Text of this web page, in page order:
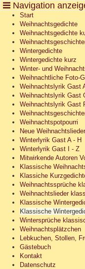
Start
Weihnachtsgedichte
Weihnachtsgedichte
Wintergedichte
Wintergedichte kurz
Winter- und
Weihnachtliche Foto-
Weihnachtslyrik Gast
Weihnachtslyrik Gast
Weihnachtslyrik Gast
Weihnachtspotpourri
Neue Weihnachtslieder
Winterlyrik Gast A - H
Winterlyrik Gast I - Z
Mitwirkende Autoren
Klassische
Klassiche
Weihnachtssprüche
Weihnachtslieder
Klassische
Klassische
Wintersprüche
Weihnachtsplätzchen
Lebkuchen, Stollen,
Gästebuch
Kontakt
Datenschutz
Cookie-Einstellungen